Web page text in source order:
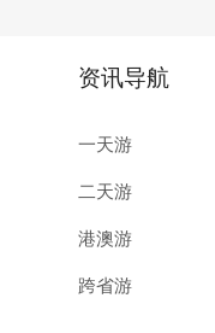
资讯导航
一天游
二天游
港澳游
跨省游